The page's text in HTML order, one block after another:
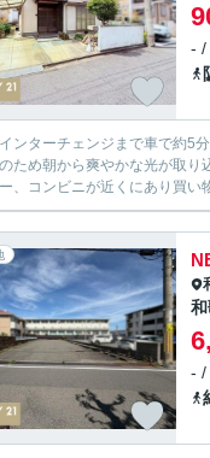
- /
ンターチェンジまで車で約5分
ため朝から爽やかな光が取り
、コンビニが近くにあり買い
- /